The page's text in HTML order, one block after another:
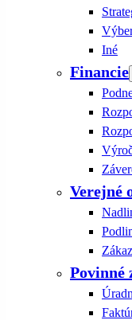
Iné
Financie
Verejné
Povinné